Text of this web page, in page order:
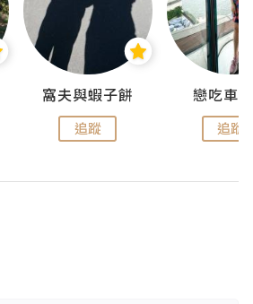
窩夫與蝦子餅
追蹤
戀吃車
追蹤